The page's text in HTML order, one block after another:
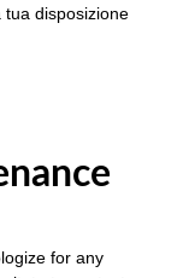
tua disposizione
for any